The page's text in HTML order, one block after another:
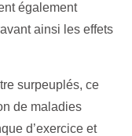
également
ainsi les effets
surpeuplés, ce
de maladies
d’exercice et